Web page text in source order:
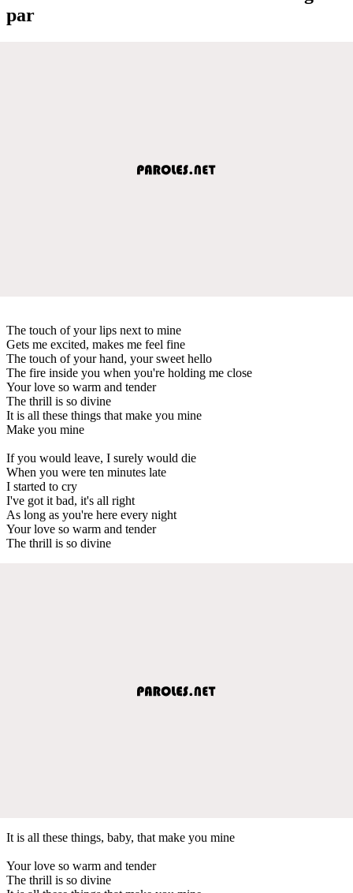
par
The touch of your lips next to mine
Gets me excited, makes me feel fine
The touch of your hand, your sweet hello
The fire inside you when you're holding me close
Your love so warm and tender
The thrill is so divine
It is all these things that make you mine
Make you mine
If you would leave, I surely would die
When you were ten minutes late
I started to cry
I've got it bad, it's all right
As long as you're here every night
Your love so warm and tender
The thrill is so divine
It is all these things, baby, that make you mine
Your love so warm and tender
The thrill is so divine